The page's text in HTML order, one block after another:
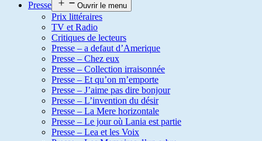
Presse
Ouvrir le menu
Prix littéraires
TV et Radio
Critiques de lecteurs
Presse – a defaut d’Amerique
Presse – Chez eux
Presse – Collection irraisonnée
Presse – Et qu’on m’emporte
Presse – J’aime pas dire bonjour
Presse – L’invention du désir
Presse – La Mere horizontale
Presse – Le jour où Lania est partie
Presse – Lea et les Voix